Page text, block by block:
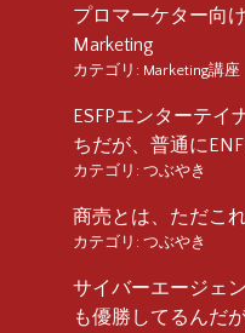
プロマーケター向
Marketing
カテゴリ: Marketing講座
ESFPエンターテイ
ちだが、普通に
カテゴリ: つぶやき
商売とは、ただこ
カテゴリ: つぶやき
サイバーエージェ
も優勝してるんだ